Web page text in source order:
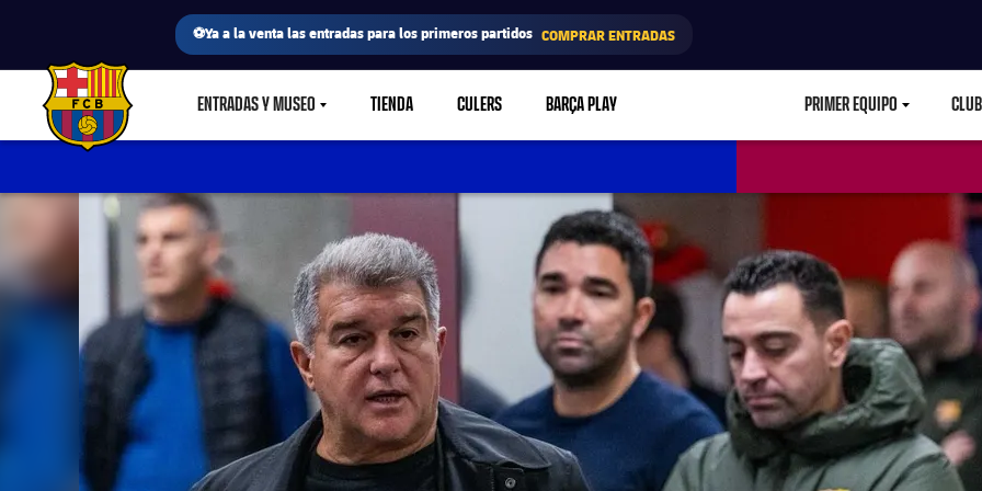
⚽Ya a la venta las entradas para los primeros partidos COMPRAR ENTRADAS
FC Barcelona club badge ENTRADAS Y MUSEOLABEL.SHARE.CARETDOWN
TIENDA CULERS BARÇA PLAY PRIMER EQUIPO CLUB